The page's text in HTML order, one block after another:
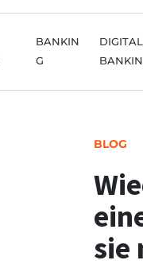
BANKIN
G
DIGITAL
BLOG
sie